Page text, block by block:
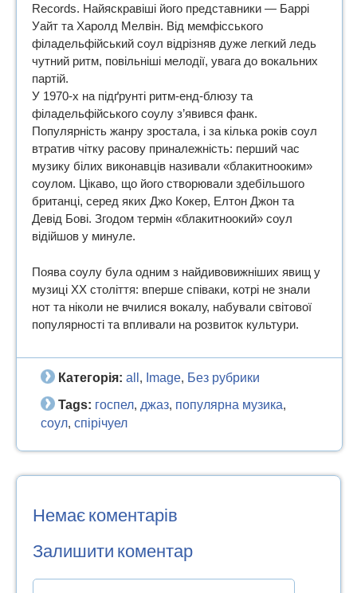
Records. Найяскравіші його представники — Баррі
Уайт та Харолд Мелвін. Від мемфісського
філадельфійський соул відрізняв дуже легкий ледь
чутний ритм, повільніші мелодії, увага до вокальних
партій.
У 1970-х на підґрунті ритм-енд-блюзу та
філадельфійського соулу з’явився фанк.
Популярність жанру зростала, і за кілька років соул
втратив чітку расову приналежність: перший час
музику білих виконавців називали «блакитнооким»
соулом. Цікаво, що його створювали здебільшого
британці, серед яких Джо Кокер, Елтон Джон та
Девід Бові. Згодом термін «блакитноокий» соул
відійшов у минуле.
Поява соулу була одним з найдивовижніших явищ у
музиці ХХ століття: вперше співаки, котрі не знали
нот та ніколи не вчилися вокалу, набували світової
популярності та впливали на розвиток культури.
Категорія: all , Image, Без рубрики
Tags: госпел, джаз, популярна музика,
соул, спірічуел
Немає коментарів
Залишити коментар